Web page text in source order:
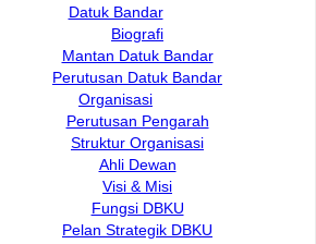
Datuk Bandar
Biografi
Mantan Datuk Bandar
Perutusan Datuk Bandar
Organisasi
Perutusan Pengarah
Struktur Organisasi
Ahli Dewan
Visi & Misi
Fungsi DBKU
Pelan Strategik DBKU